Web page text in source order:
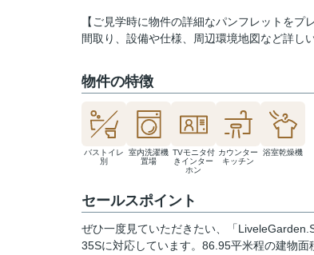
【ご見学時に物件の詳細なパンフレットをプ
間取り、設備や仕様、周辺環境地図など詳し
物件の特徴
バストイレ
別
室内洗濯機
置場
TVモニタ付
きインター
ホン
カウンター
キッチン
浴室乾燥機
セールスポイント
ぜひ一度見ていただきたい、「
35Sに対応しています。86.95平米程の建物